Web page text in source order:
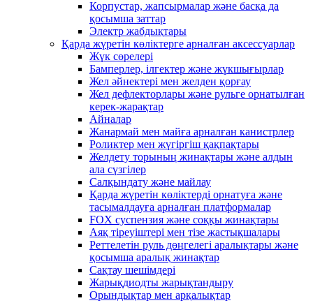
Корпустар, жапсырмалар және басқа да
қосымша заттар
Электр жабдықтары
Қарда жүретін көліктерге арналған аксессуарлар
Жүк сөрелері
Бамперлер, ілгектер және жүкшығырлар
Жел әйнектері мен желден қорғау
Жел дефлекторлары және рульге орнатылған
керек-жарақтар
Айналар
Жанармай мен майға арналған канистрлер
Роликтер мен жүгіргіш қақпақтары
Желдету торының жинақтары және алдын
ала сүзгілер
Салқындату және майлау
Қарда жүретін көліктерді орнатуға және
тасымалдауға арналған платформалар
FOX суспензия және соққы жинақтары
Аяқ тіреуіштері мен тізе жастықшалары
Реттелетін руль дөңгелегі аралықтары және
қосымша аралық жинақтар
Сақтау шешімдері
Жарықдиодты жарықтандыру
Орындықтар мен арқалықтар